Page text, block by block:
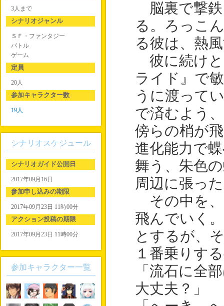
脳裏で撃
る。ろっこ
る彼は、熱
彼に続けと
ライド』で
うに渡って
で済むよう
傍らの梢が
進化能力で
舞う、朱色
周辺に張っ
その中を、
飛んでいく
とするが、
１番乗りす
「流石に全
大丈夫？」
3人まで
シナリオジャンル
ＳＦ・ファンタジー
バトル
ゲーム
定員
20人
参加キャラクター数
19人
シナリオスケジュール
シナリオガイド公開日
2017年09月16日
参加申し込みの期限
2017年09月23日 11時00分
アクション投稿の期限
2017年09月23日 11時00分
参加キャラクター一覧